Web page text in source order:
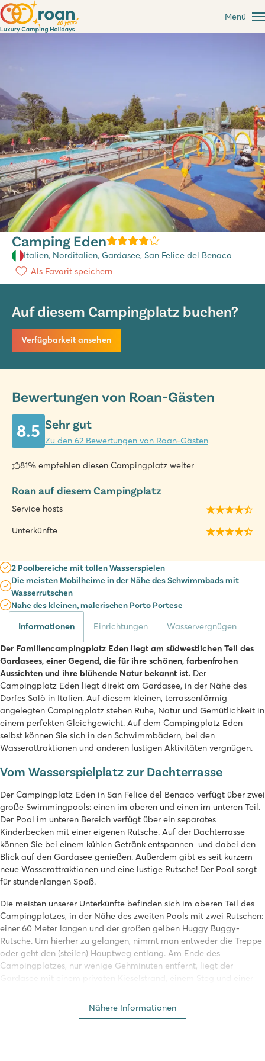
Menü
Camping Eden
Italien, Norditalien, Gardasee, San Felice del Benaco
Als Favorit speichern
Auf diesem Campingplatz buchen?
Verfügbarkeit ansehen
Bewertungen von Roan-Gästen
8.5 Sehr gut
Zu den 62 Bewertungen von Roan-Gästen
81% empfehlen diesen Campingplatz weiter
Roan auf diesem Campingplatz
Service hosts
Unterkünfte
2 Poolbereiche mit tollen Wasserspielen
Die meisten Mobilheime in der Nähe des Schwimmbads mit
Wasserrutschen
Nahe des kleinen, malerischen Porto Portese
Informationen Einrichtungen Wasservergnügen
Der Familiencampingplatz Eden liegt am südwestlichen Teil des
Gardasees, einer Gegend, die für ihre schönen, farbenfrohen
Aussichten und ihre blühende Natur bekannt ist. Der
Campingplatz Eden liegt direkt am Gardasee, in der Nähe des
Dorfes Salò in Italien. Auf diesem kleinen, terrassenförmig
angelegten Campingplatz stehen Ruhe, Natur und Gemütlichkeit in
einem perfekten Gleichgewicht. Auf dem Campingplatz Eden
selbst können Sie sich in den Schwimmbädern, bei den
Wasserattraktionen und anderen lustigen Aktivitäten vergnügen.
Vom Wasserspielplatz zur Dachterrasse
Der Campingplatz Eden in San Felice del Benaco verfügt über zwei
große Swimmingpools: einen im oberen und einen im unteren Teil.
Der Pool im unteren Bereich verfügt über ein separates
Kinderbecken mit einer eigenen Rutsche. Auf der Dachterrasse
können Sie bei einem kühlen Getränk entspannen und dabei den
Blick auf den Gardasee genießen. Außerdem gibt es seit kurzem
neue Wasserattraktionen und eine lustige Rutsche! Der Pool sorgt
für stundenlangen Spaß.
Die meisten unserer Unterkünfte befinden sich im oberen Teil des
Campingplatzes, in der Nähe des zweiten Pools mit zwei Rutschen:
einer 60 Meter langen und der großen gelben Huggy Buggy-
Rutsche. Um hierher zu gelangen, nimmt man entweder die Treppe
oder geht den (steilen) Hauptweg entlang. Am Ende des
Campingplatzes, nur wenige Gehminuten entfernt, liegt der
Gardasee mit einem privaten Kieselstrand, einem Steg und einer
Nähere Informationen